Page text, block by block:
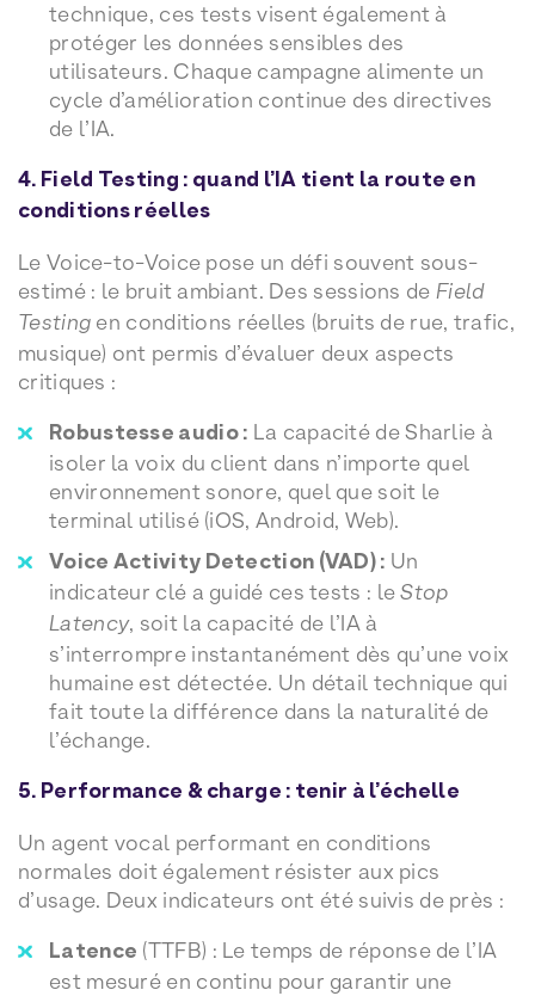
technique, ces tests visent également à
protéger les données sensibles des
utilisateurs. Chaque campagne alimente un
cycle d’amélioration continue des directives
de l’IA.
4. Field Testing : quand l’IA tient la route en
conditions réelles
Le Voice-to-Voice pose un défi souvent sous-
estimé : le bruit ambiant. Des sessions de Field
Testing en conditions réelles (bruits de rue, trafic,
musique) ont permis d’évaluer deux aspects
critiques :
Robustesse audio : La capacité de Sharlie à
isoler la voix du client dans n’importe quel
environnement sonore, quel que soit le
terminal utilisé (iOS, Android, Web).
Voice Activity Detection (VAD) : Un
indicateur clé a guidé ces tests : leStop
Latency, soit la capacité de l’IA à
s’interrompre instantanément dès qu’une voix
humaine est détectée. Un détail technique qui
fait toute la différence dans la naturalité de
l’échange.
5. Performance & charge : tenir à l’échelle
Un agent vocal performant en conditions
normales doit également résister aux pics
d’usage. Deux indicateurs ont été suivis de près :
Latence (TTFB) : Le temps de réponse de l’IA
est mesuré en continu pour garantir une